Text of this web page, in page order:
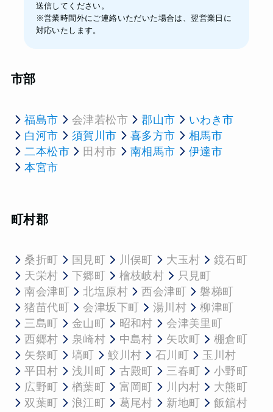
送信してください。
※営業時間外にご連絡いただいた場合は、翌営業日に
対応いたします。
市部
福島市 会津若松市 郡山市
いわき市
白河市
須賀川市 喜多方市
相馬市
二本松市
田村市 南相馬市
伊達市
本宮市
町村郡
桑折町 国見町 川俣町 大玉村
鏡石町
天栄村
下郷町 檜枝岐村
只見町
南会津町
北塩原村 西会津町
磐梯町
猪苗代町
会津坂下町 湯川村
柳津町
三島町
金山町 昭和村
会津美里町
西郷村
泉崎村 中島村 矢吹町
棚倉町
矢祭町
塙町 鮫川村 石川町
玉川村
平田村
浅川町 古殿町 三春町
小野町
広野町
楢葉町 富岡町 川内村
大熊町
双葉町
浪江町 葛尾村 新地町 飯舘村